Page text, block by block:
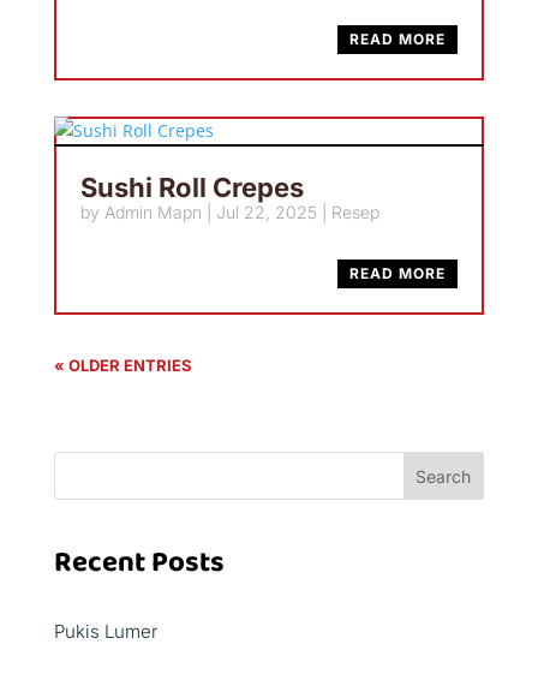
READ MORE
Sushi Roll Crepes
by Admin Mapn Jul 22, 2025 Resep
READ MORE
« OLDER ENTRIES
Search
Recent Posts
Pukis Lumer